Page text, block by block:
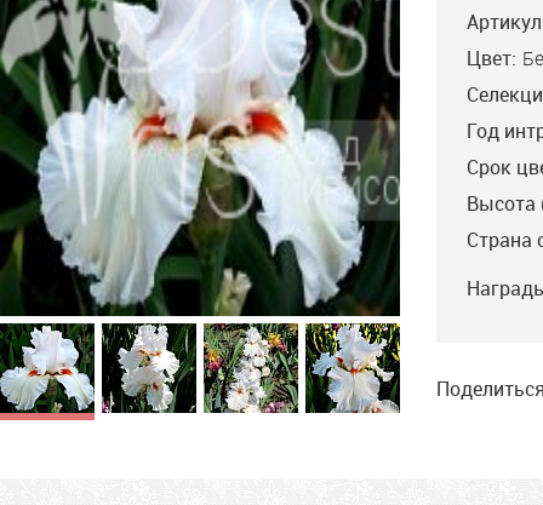
Цвет:
Год
Срок
Высота
Страна
Blanket of Snow
Johnson’ 06, ML, 104.
Шикарный молочно-
белый ирис с лимонно-
желтым вливанием у
основания лепестков.
Оранжево-жёлтые